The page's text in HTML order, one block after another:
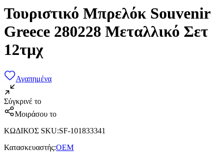
Τουριστικό Μπρελόκ Souvenir
Greece 280228 Μεταλλικό Σετ
12τμχ
Αγαπημένα
Σύγκρινέ το
Μοιράσου το
ΚΩΔΙΚΟΣ SKU:SF-101833341
Κατασκευαστής:OEM